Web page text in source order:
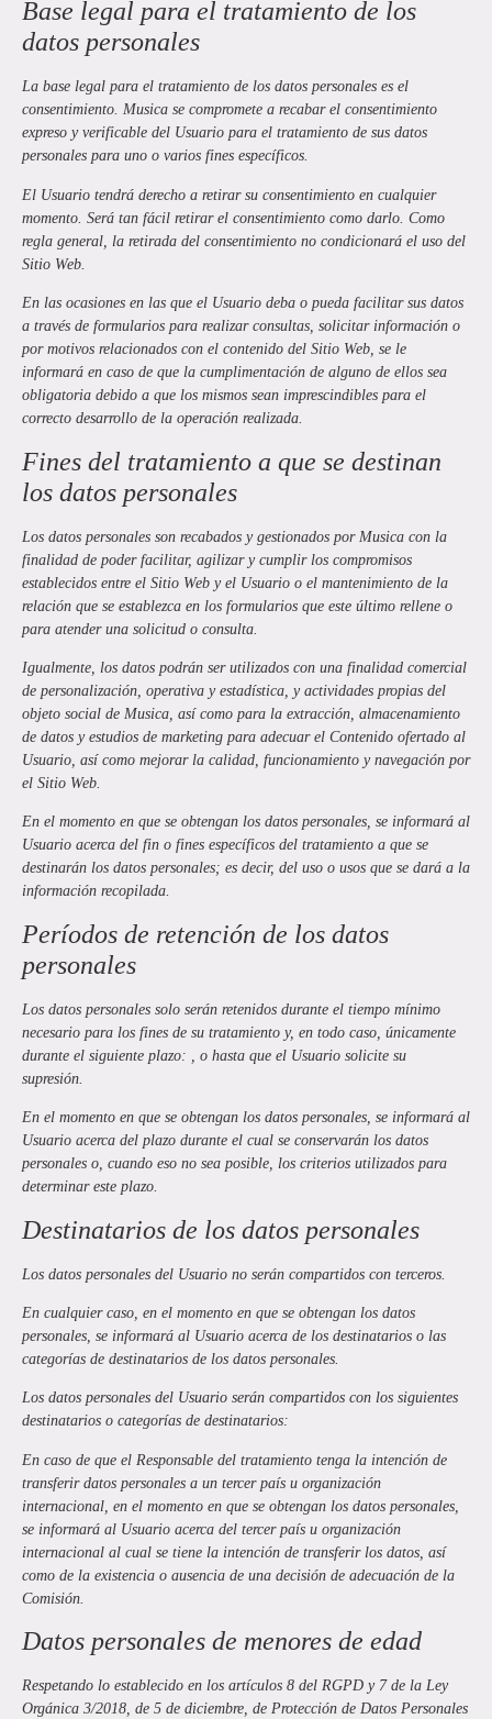
Base legal para el tratamiento de los
datos personales
La base legal para el tratamiento de los datos personales es el
consentimiento. Musica se compromete a recabar el consentimiento
expreso y verificable del Usuario para el tratamiento de sus datos
personales para uno o varios fines específicos.
El Usuario tendrá derecho a retirar su consentimiento en cualquier
momento. Será tan fácil retirar el consentimiento como darlo. Como
regla general, la retirada del consentimiento no condicionará el uso del
Sitio Web.
En las ocasiones en las que el Usuario deba o pueda facilitar sus datos
a través de formularios para realizar consultas, solicitar información o
por motivos relacionados con el contenido del Sitio Web, se le
informará en caso de que la cumplimentación de alguno de ellos sea
obligatoria debido a que los mismos sean imprescindibles para el
correcto desarrollo de la operación realizada.
Fines del tratamiento a que se destinan
los datos personales
Los datos personales son recabados y gestionados por Musica con la
finalidad de poder facilitar, agilizar y cumplir los compromisos
establecidos entre el Sitio Web y el Usuario o el mantenimiento de la
relación que se establezca en los formularios que este último rellene o
para atender una solicitud o consulta.
Igualmente, los datos podrán ser utilizados con una finalidad comercial
de personalización, operativa y estadística, y actividades propias del
objeto social de Musica, así como para la extracción, almacenamiento
de datos y estudios de marketing para adecuar el Contenido ofertado al
Usuario, así como mejorar la calidad, funcionamiento y navegación por
el Sitio Web.
En el momento en que se obtengan los datos personales, se informará al
Usuario acerca del fin o fines específicos del tratamiento a que se
destinarán los datos personales; es decir, del uso o usos que se dará a la
información recopilada.
Períodos de retención de los datos
personales
Los datos personales solo serán retenidos durante el tiempo mínimo
necesario para los fines de su tratamiento y, en todo caso, únicamente
durante el siguiente plazo: , o hasta que el Usuario solicite su
supresión.
En el momento en que se obtengan los datos personales, se informará al
Usuario acerca del plazo durante el cual se conservarán los datos
personales o, cuando eso no sea posible, los criterios utilizados para
determinar este plazo.
Destinatarios de los datos personales
Los datos personales del Usuario no serán compartidos con terceros.
En cualquier caso, en el momento en que se obtengan los datos
personales, se informará al Usuario acerca de los destinatarios o las
categorías de destinatarios de los datos personales.
Los datos personales del Usuario serán compartidos con los siguientes
destinatarios o categorías de destinatarios:
En caso de que el Responsable del tratamiento tenga la intención de
transferir datos personales a un tercer país u organización
internacional, en el momento en que se obtengan los datos personales,
se informará al Usuario acerca del tercer país u organización
internacional al cual se tiene la intención de transferir los datos, así
como de la existencia o ausencia de una decisión de adecuación de la
Comisión.
Datos personales de menores de edad
Respetando lo establecido en los artículos 8 del RGPD y 7 de la Ley
Orgánica 3/2018, de 5 de diciembre, de Protección de Datos Personales